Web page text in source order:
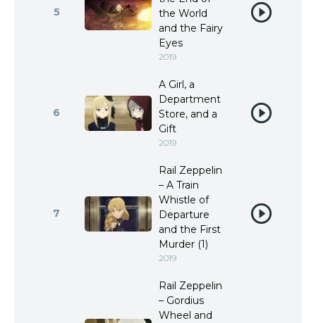
5
the World
and the Fairy
Eyes
2019
6
A Girl, a
Department
Store, and a
Gift
2019
7
Rail Zeppelin
– A Train
Whistle of
Departure
and the First
Murder (1)
2019
Rail Zeppelin
– Gordius
Wheel and